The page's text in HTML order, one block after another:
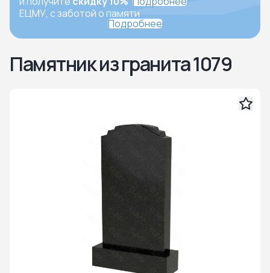
ЕЦМУ, с заботой о памяти
Подробнее
Памятник из гранита 1079